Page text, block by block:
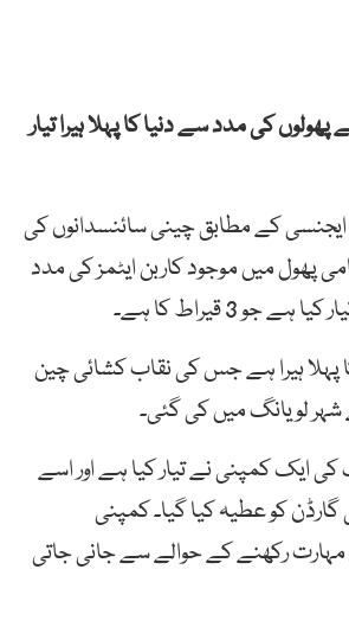
کی مدد سے دنیا کا پہلا ہیرا تیار
کے مطابق چینی سائنسدانوں کی
پھول میں موجود کاربن ایٹمز کی مدد
جو 3 قیراط کا ہے۔
پہلا ہیرا ہے جس کی نقاب کشائی چین
لویانگ میں کی گئی۔
ایک کمپنی نے تیار کیا ہے اور اسے
گارڈن کو عطیہ کیا گیا۔ کمپنی
رکھنے کے حوالے سے جانی جاتی